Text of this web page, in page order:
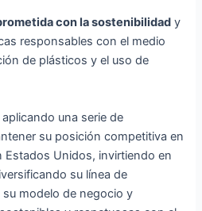
con la sostenibilidad y
responsables con el medio
de plásticos y el uso de
una serie de
su posición competitiva en
Estados Unidos, invirtiendo en
su línea de
modelo de negocio y